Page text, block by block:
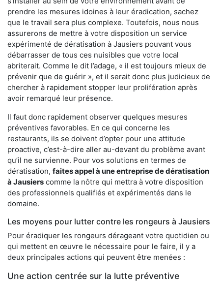
prendre les mesures idoines à leur éradication, sachez
que le travail sera plus complexe. Toutefois, nous nous
assurerons de mettre à votre disposition un service
expérimenté de dératisation à Jausiers pouvant vous
débarrasser de tous ces nuisibles que votre local
abriterait. Comme le dit l’adage, « il est toujours mieux de
prévenir que de guérir », et il serait donc plus judicieux de
chercher à rapidement stopper leur prolifération après
avoir remarqué leur présence.
Il faut donc rapidement observer quelques mesures
préventives favorables. En ce qui concerne les
restaurants, ils se doivent d’opter pour une attitude
proactive, c’est-à-dire aller au-devant du problème avant
qu’il ne survienne. Pour vos solutions en termes de
dératisation, faites appel à une entreprise de dératisation
à Jausiers comme la nôtre qui mettra à votre disposition
des professionnels qualifiés et expérimentés dans le
domaine.
Les moyens pour lutter contre les rongeurs à Jausiers
Pour éradiquer les rongeurs dérageant votre quotidien ou
qui mettent en œuvre le nécessaire pour le faire, il y a
deux principales actions qui peuvent être menées :
Une action centrée sur la lutte préventive